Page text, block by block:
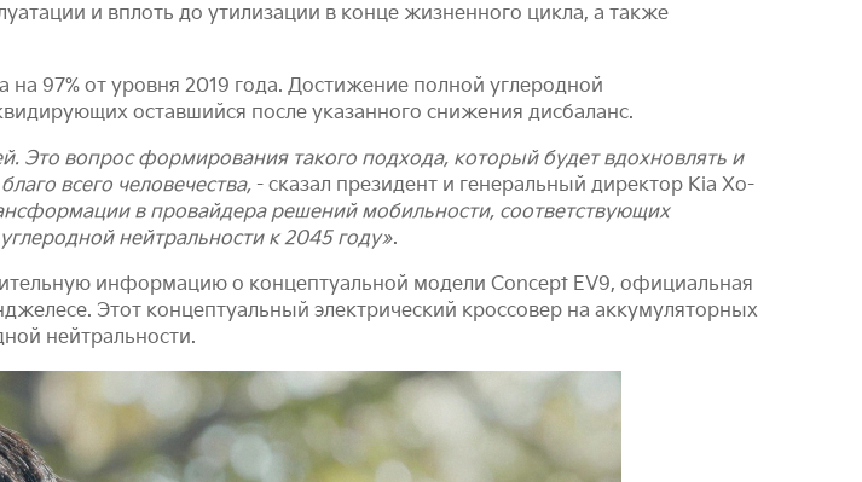
и вплоть до утилизации в конце жизненного цикла, а также
на 97% от уровня 2019 года. Достижение полной углеродной
оставшийся после указанного снижения дисбаланс.
Это вопрос формирования такого подхода, который будет вдохновлять и
всего человечества, - сказал президент и генеральный директор Kia Хо-
в провайдера решений мобильности, соответствующих
нейтральности к 2045 году».
информацию о концептуальной модели Concept EV9, официальная
Этот концептуальный электрический кроссовер на аккумуляторных
нейтральности.